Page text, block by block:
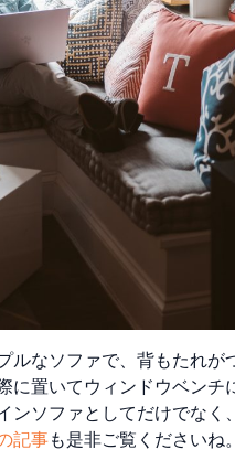
ルなソファで、背もたれ
に置いてウィンドウベン
ソファとしてだけでなく
記事も是非ご覧くださいね